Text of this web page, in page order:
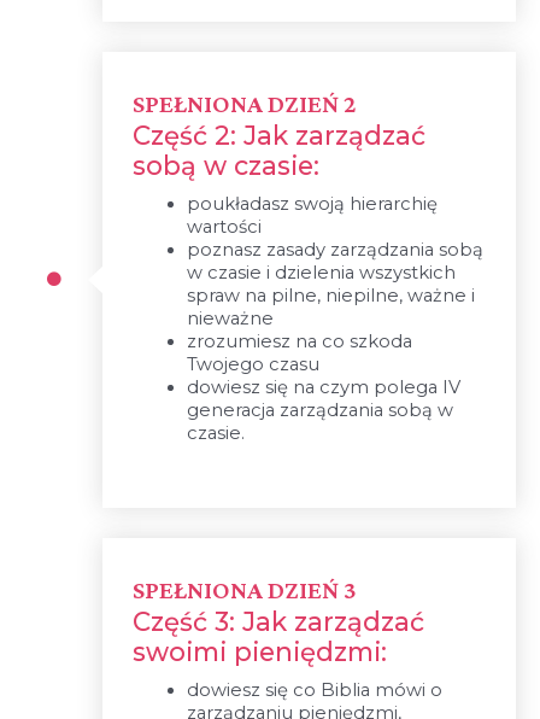
SPEŁNIONA DZIEŃ 2
Część 2: Jak zarządzać
sobą w czasie:
poukładasz swoją hierarchię
wartości
poznasz zasady zarządzania sobą
w czasie i dzielenia wszystkich
spraw na pilne, niepilne, ważne i
nieważne
zrozumiesz na co szkoda
Twojego czasu
dowiesz się na czym polega IV
generacja zarządzania sobą w
czasie.
SPEŁNIONA DZIEŃ 3
Część 3: Jak zarządzać
swoimi pieniędzmi:
dowiesz się co Biblia mówi o
zarządzaniu pieniędzmi,